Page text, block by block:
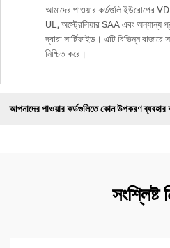
আমাদের পাওয়ার কর্ডগুলি ইউরোপের
UL, অস্ট্রেলিয়ার SAA এবং অন্যান্য
দ্বারা সার্টিফাইড। এটি বিভিন্ন বাজারে
নিশ্চিত করে।
আপনাদের পাওয়ার কর্ডগুলিতে কোন উপকরণ ব্যবহার
সংশ্লিষ্ট